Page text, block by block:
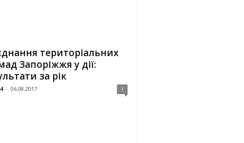
територіальних
Запоріжжя у дії:
за рік
- 06.08.2017 1